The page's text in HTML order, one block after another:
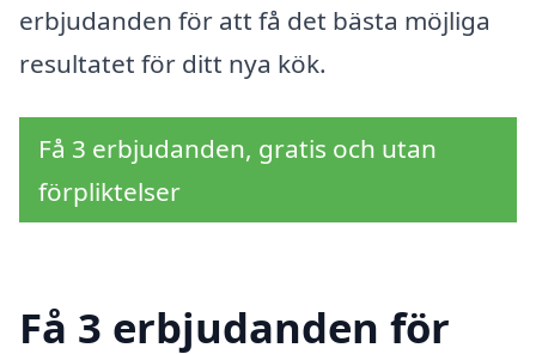
erbjudanden för att få det bästa möjliga
resultatet för ditt nya kök.
Få 3 erbjudanden, gratis och utan
förpliktelser
Få 3 erbjudanden för